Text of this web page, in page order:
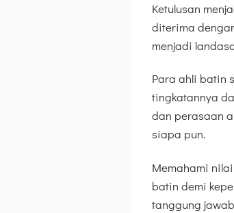
Ketulusan
diterima
menjadi
Para ahli batin
tingkatannya
dan perasaan
siapa pun.
Memahami
batin demi
tanggung